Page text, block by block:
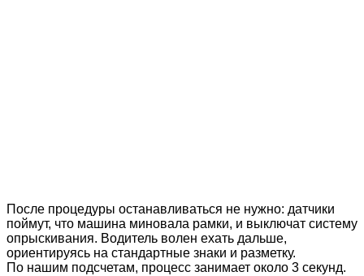
После процедуры останавливаться не нужно: датчики
поймут, что машина миновала рамки, и выключат систему
опрыскивания. Водитель волен ехать дальше,
ориентируясь на стандартные знаки и разметку.
По нашим подсчетам, процесс занимает около 3 секунд.